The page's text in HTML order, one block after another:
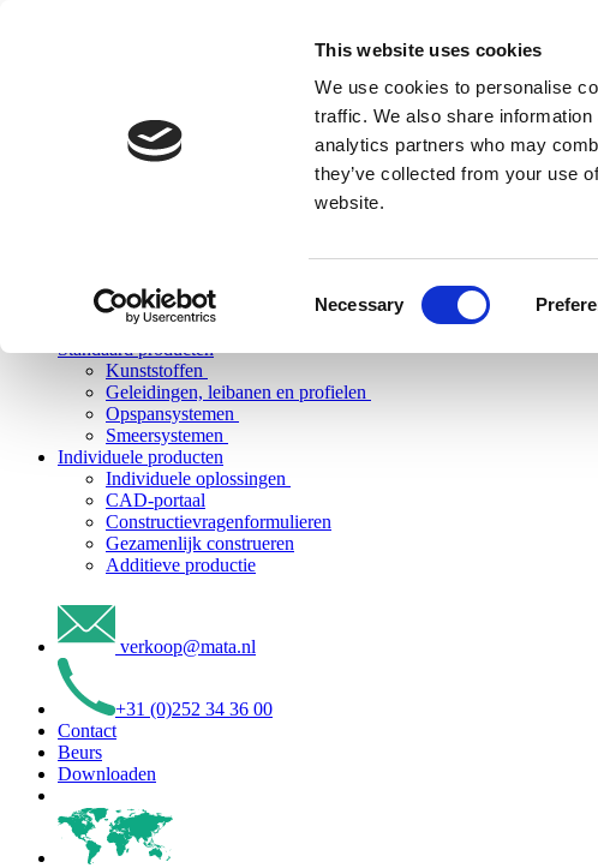
This website uses cookies
We use cookies to personalise
traffic. We also share
analytics partners who may
they’ve collected from your use
website.
Necessary
Standaard producten
Kunststoffen
Geleidingen, leibanen en profielen
Opspansystemen
Smeersystemen
Individuele producten
Individuele oplossingen
CAD-portaal
Constructievragenformulieren
Gezamenlijk construeren
Additieve productie
verkoop@mata.nl
+31 (0)252 34 36 00
Contact
Beurs
Downloaden